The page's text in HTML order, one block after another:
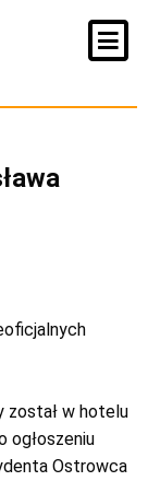
został w hotelu
ogłoszeniu
Ostrowca